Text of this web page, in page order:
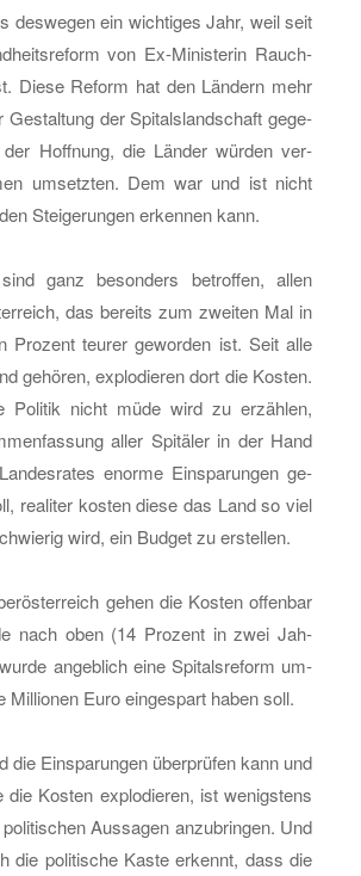
des­we­gen ein wich­ti­ges Jahr, weil seit
von Ex-Mi­nis­te­rin Rauch-
Diese Re­form hat den Län­dern mehr
Ge­stal­tung der Spi­tals­land­schaft ge­ge­
Hoff­nung, die Län­der wür­den ver­
um­setz­ten. Dem war und ist nicht
Stei­ge­run­gen er­ken­nen kann.
ganz be­son­ders be­trof­fen, allen
das be­reits zum zwei­ten Mal in
Pro­zent teu­rer ge­wor­den ist. Seit alle
ge­hö­ren, ex­plo­die­ren dort die Kos­ten.
Po­li­tik nicht müde wird zu er­zäh­len,
aller Spi­tä­ler in der Hand
enor­me Ein­spa­run­gen ge­
rea­li­ter kos­ten diese das Land so viel
wird, ein Bud­get zu er­stel­len.
gehen die Kos­ten of­fen­bar
nach oben (14 Pro­zent in zwei Jah­
an­geb­lich eine Spi­tals­re­form um­
Mil­lio­nen Euro ein­ge­spart haben soll.
die Ein­spa­run­gen über­prü­fen kann und
die Kos­ten ex­plo­die­ren, ist we­nigs­tens
Aus­sa­gen an­zu­brin­gen. Und
die po­li­ti­sche Kaste er­kennt, dass die